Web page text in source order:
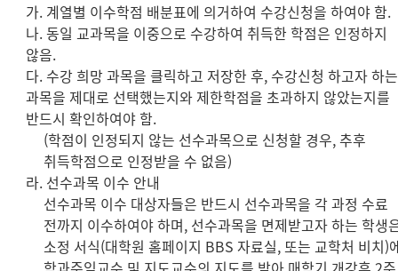
가. 계열별 이수학점 배분표에 의거하여 수강신청을 하여야 함.
나. 동일 교과목을 이중으로 수강하여 취득한 학점은 인정하지
않음.
다. 수강 희망 과목을 클릭하고 저장한 후, 수강신청 하고자 하는
과목을 제대로 선택했는지와 제한학점을 초과하지 않았는지를
반드시 확인하여야 함.
(학점이 인정되지 않는 선수과목으로 신청할 경우, 추후
취득학점으로 인정받을 수 없음)
라. 선수과목 이수 안내
선수과목 이수 대상자들은 반드시 선수과목을 각 과정 수료
전까지 이수하여야 하며, 선수과목을 면제받고자 하는 학생
소정 서식(대학원 홈페이지 BBS 자료실, 또는 교학처 비치)